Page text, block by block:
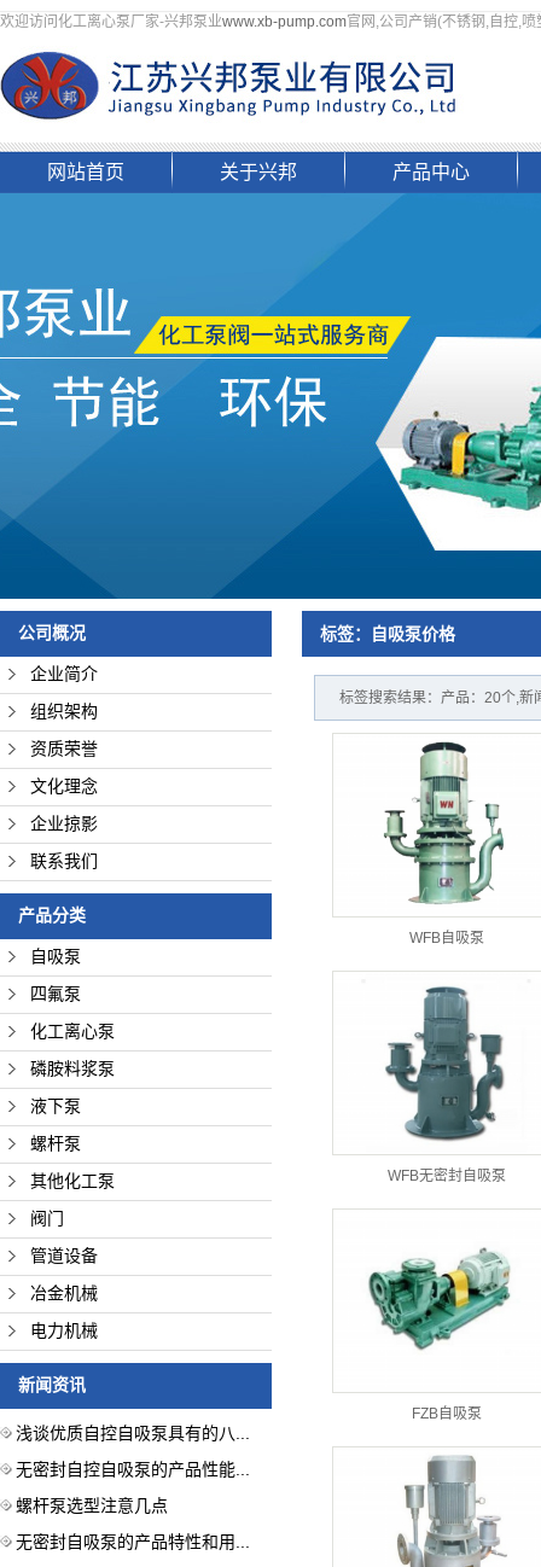
欢迎访问化工离心泵厂家-兴邦泵业www.xb-pump.com官网,公司产销(不锈钢,自控,
网站首页 关于兴邦
资质荣誉
文化理念
企业掠影
联系我们
产品中心
磷胺料浆泵
液下泵
螺杆泵
其他化工泵
阀门
冶金机械
电力机械
公司概况
企业简介
组织架构
资质荣誉
文化理念
企业掠影
联系我们
产品分类
自吸泵
四氟泵
化工离心泵
磷胺料浆泵
液下泵
螺杆泵
其他化工泵
阀门
管道设备
冶金机械
电力机械
新闻资讯
浅谈优质自控自吸泵具有的八...
无密封自控自吸泵的产品性能...
螺杆泵选型注意几点
无密封自吸泵的产品特性和用...
标签：自吸泵价格
标签搜索结果：产品：20个,新
WFB自吸泵
WFB无密封自吸泵
FZB自吸泵